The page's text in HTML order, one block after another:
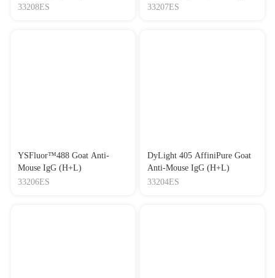
33208ES
山羊抗小鼠IgG（H+L）
33207ES
YSFluor™488 Goat Anti-
Mouse IgG (H+L)
33206ES
DyLight 405 AffiniPure Goat
Anti-Mouse IgG (H+L)
33204ES